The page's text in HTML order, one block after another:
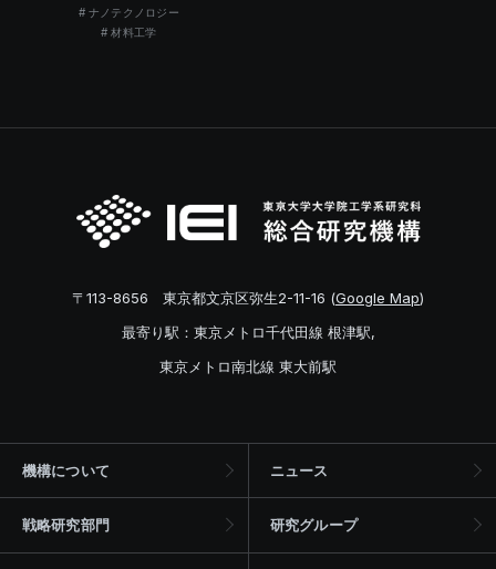
ナノテクノロジー
材料工学
〒113-8656 東京都文京区弥生2-11-16 (Google Map)
最寄り駅：東京メトロ千代田線 根津駅,
東京メトロ南北線 東大前駅
機構について ニュース
戦略研究部門 研究グループ